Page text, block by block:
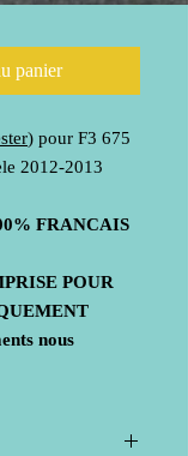
panier
) pour F3 675
2012-2013
FRANCAIS
POUR
nous